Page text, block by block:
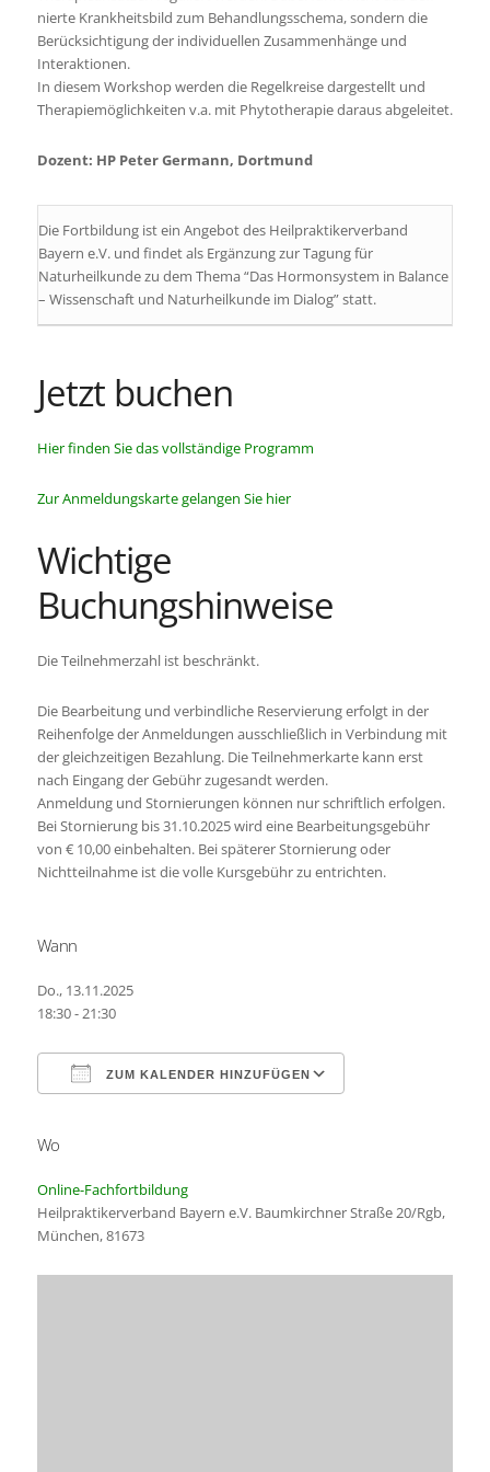
nierte Krankheitsbild zum Behandlungsschema, sondern die
Berücksichtigung der individuellen Zusammenhänge und
Interaktionen.
In diesem Workshop werden die Regelkreise dargestellt und
Therapiemöglichkeiten v.a. mit Phytotherapie daraus abgeleitet.
Dozent: HP Peter Germann, Dortmund
Die Fortbildung ist ein Angebot des Heilpraktikerverband
Bayern e.V. und findet als Ergänzung zur Tagung für
Naturheilkunde zu dem Thema “Das Hormonsystem in Balance
– Wissenschaft und Naturheilkunde im Dialog” statt.
Jetzt buchen
Hier finden Sie das vollständige Programm
Zur Anmeldungskarte gelangen Sie hier
Wichtige
Buchungshinweise
Die Teilnehmerzahl ist beschränkt.
Die Bearbeitung und verbindliche Reservierung erfolgt in der
Reihenfolge der Anmeldungen ausschließlich in Verbindung mit
der gleichzeitigen Bezahlung. Die Teilnehmerkarte kann erst
nach Eingang der Gebühr zugesandt werden.
Anmeldung und Stornierungen können nur schriftlich erfolgen.
Bei Stornierung bis 31.10.2025 wird eine Bearbeitungsgebühr
von € 10,00 einbehalten. Bei späterer Stornierung oder
Nichtteilnahme ist die volle Kursgebühr zu entrichten.
Wann
Do., 13.11.2025
18:30 - 21:30
ZUM KALENDER HINZUFÜGEN
Wo
Online-Fachfortbildung
Heilpraktikerverband Bayern e.V. Baumkirchner Straße 20/Rgb,
München, 81673